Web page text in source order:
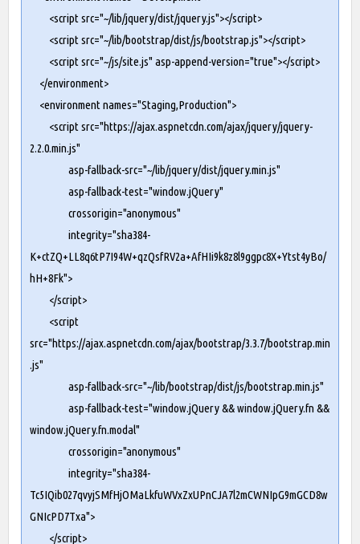
<script src="~/lib/jquery/dist/jquery.js"></script>
<script src="~/lib/bootstrap/dist/js/bootstrap.js"></script>
<script src="~/js/site.js" asp-append-version="true"></script>
</environment>
<environment names="Staging,Production">
<script src="https://ajax.aspnetcdn.com/ajax/jquery/jquery-
2.2.0.min.js"
asp-fallback-src="~/lib/jquery/dist/jquery.min.js"
asp-fallback-test="window.jQuery"
crossorigin="anonymous"
integrity="sha384-
K+ctZQ+LL8q6tP7I94W+qzQsfRV2a+AfHIi9k8z8l9ggpc8X+Ytst4yBo/
hH+8Fk">
</script>
<script
src="https://ajax.aspnetcdn.com/ajax/bootstrap/3.3.7/bootstrap.min
.js"
asp-fallback-src="~/lib/bootstrap/dist/js/bootstrap.min.js"
asp-fallback-test="window.jQuery && window.jQuery.fn &&
window.jQuery.fn.modal"
crossorigin="anonymous"
integrity="sha384-
Tc5IQib027qvyjSMfHjOMaLkfuWVxZxUPnCJA7l2mCWNIpG9mGCD8w
GNIcPD7Txa">
</script>